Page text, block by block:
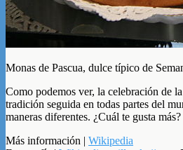
Monas de Pascua, dulce típico de
Como podemos ver, la celebración de
tradición seguida en todas partes del
maneras diferentes. ¿Cuál te gusta más?
Más información | Wikipedia